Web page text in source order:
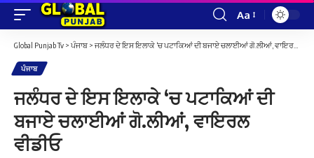
Font
Resizer
Aa
Global Punjab Tv > ਪੰਜਾਬ > ਜਲੰਧਰ ਦੇ ਇਸ ਇਲਾਕੇ ‘ਚ ਪਟਾਕਿਆਂ ਦੀ ਬਜਾਏ ਚਲਾਈਆਂ ਗੋ.ਲੀਆਂ, ਵਾਇਰਲ ਵੀਡੀਓ
ਪੰਜਾਬ
ਜਲੰਧਰ ਦੇ ਇਸ ਇਲਾਕੇ ‘ਚ ਪਟਾਕਿਆਂ ਦੀ
ਬਜਾਏ ਚਲਾਈਆਂ ਗੋ.ਲੀਆਂ, ਵਾਇਰਲ
ਵੀਡੀਓ